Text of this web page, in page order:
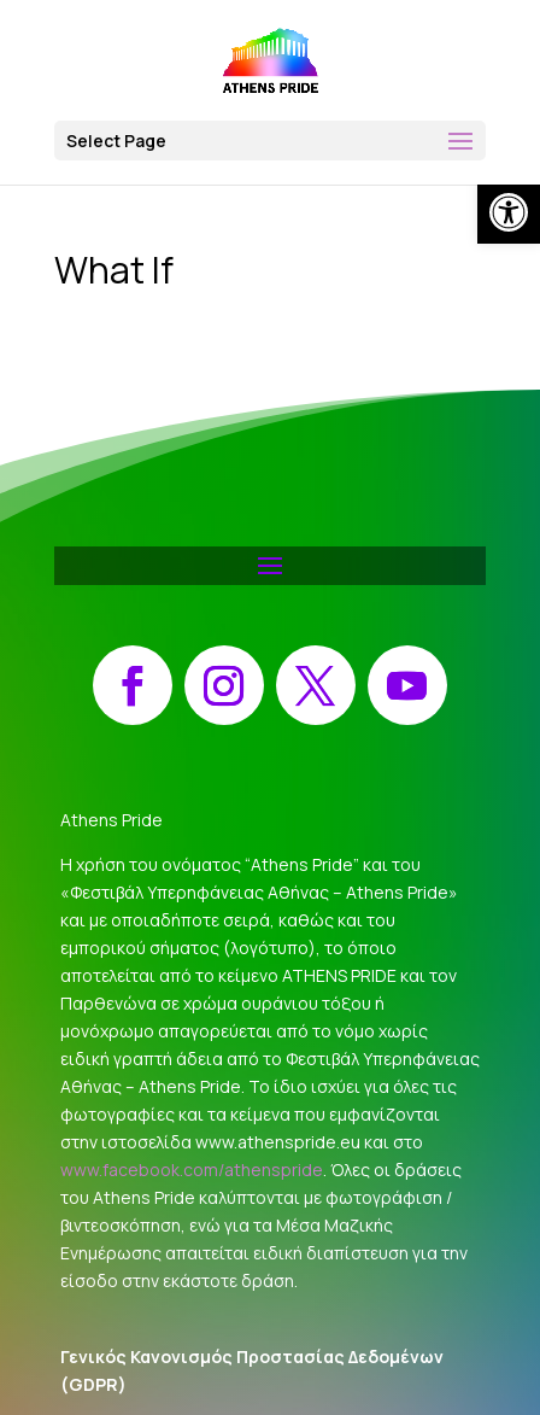
Select Page
What If
Facebook Instagram X YouTube
Athens Pride
Η χρήση του ονόματος “Athens Pride” και του
«Φεστιβάλ Υπερηφάνειας Αθήνας – Athens Pride»
και με οποιαδήποτε σειρά, καθώς και του
εμπορικού σήματος (λογότυπο), το όποιο
αποτελείται από το κείμενο ATHENS PRIDE και τον
Παρθενώνα σε χρώμα ουράνιου τόξου ή
μονόχρωμο απαγορεύεται από το νόμο χωρίς
ειδική γραπτή άδεια από το Φεστιβάλ Υπερηφάνειας
Αθήνας – Athens Pride. Το ίδιο ισχύει για όλες τις
φωτογραφίες και τα κείμενα που εμφανίζονται
στην ιστοσελίδα www.athenspride.eu και στο
www.facebook.com/athenspride. Όλες οι δράσεις
του Athens Pride καλύπτονται με φωτογράφιση /
βιντεοσκόπηση, ενώ για τα Μέσα Μαζικής
Ενημέρωσης απαιτείται ειδική διαπίστευση για την
είσοδο στην εκάστοτε δράση.
Γενικός Κανονισμός Προστασίας Δεδομένων
(GDPR)